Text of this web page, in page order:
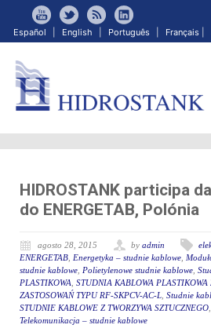
Español English Português Français
HIDROSTANK participa
do ENERGETAB, Polónia
agosto 28, 2015 by admin
ENERGETAB Energetyka – studnie kablowe
studnie kablowe Polietylenowe studnie kablowe
PLASTIKOWA STUDNIA KABLOWA
ZASTOSOWAŃ TYPU RF-SKPCV-AC-L Studnie
STUDNIE KABLOWE Z TWORZYWA SZTUCZNEGO
Telekomunikacja – studnie kablowe